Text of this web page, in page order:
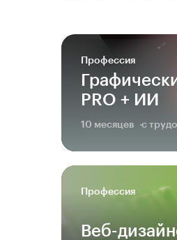
Профессия
PRO + ИИ
10 месяцев с
Профессия
Веб-